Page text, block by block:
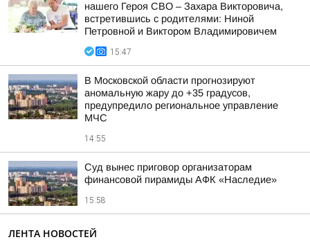
нашего Героя СВО – Захара Викторовича,
встретившись с родителями: Ниной
Петровной и Виктором Владимировичем
15:47
В Московской области прогнозируют
аномальную жару до +35 градусов,
предупредило региональное управление
МЧС
14:55
Суд вынес приговор организаторам
финансовой пирамиды АФК «Наследие»
15:58
ЛЕНТА НОВОСТЕЙ